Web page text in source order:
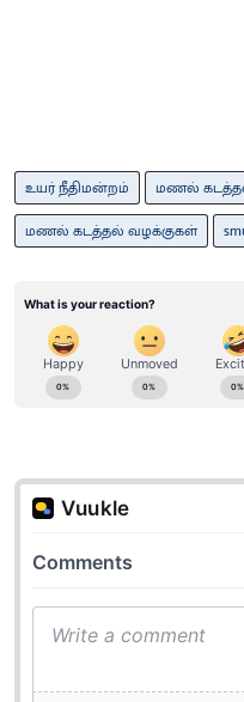
உயர் நீதிமன்றம் மணல்
மணல் கடத்தல் வழக்குகள்